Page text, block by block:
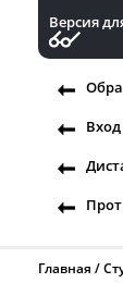
Версия
Главная